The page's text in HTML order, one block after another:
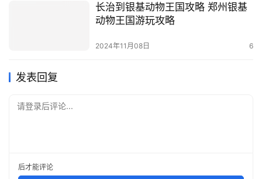
长治到银基动物王国攻略 郑州银基
动物王国游玩攻略
2024年11月08日 6
发表回复
请登录后评论...
后才能评论